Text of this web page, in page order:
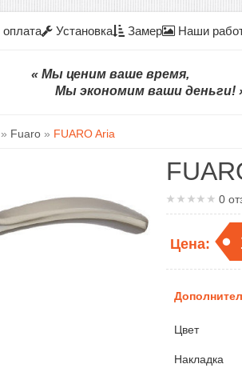
Установка Замер Наши
« Мы ценим ваше время,
Мы экономим ваши деньги!
» Fuaro » FUARO Aria
0
Цена:
Цвет
Накладка